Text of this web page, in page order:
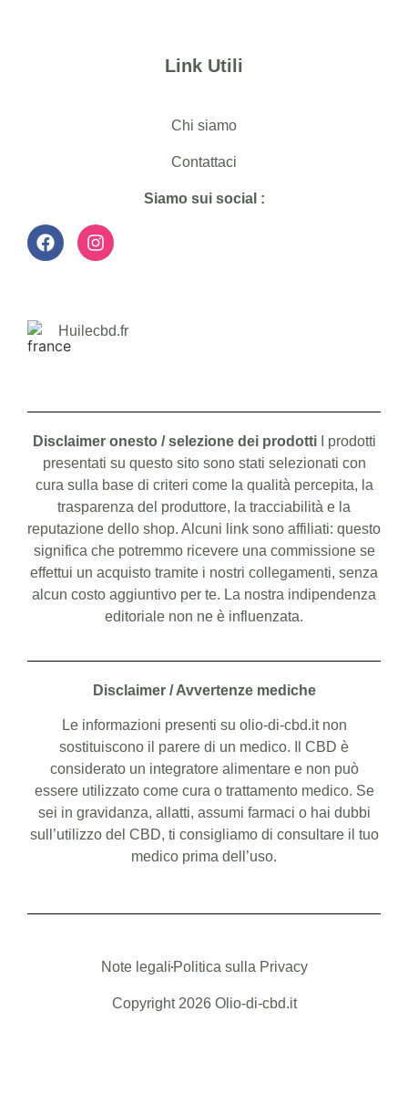
Link Utili
Chi siamo
Contattaci
Siamo sui social :
Huilecbd.fr
Disclaimer onesto / selezione dei prodottiI prodotti
presentati su questo sito sono stati selezionati con
cura sulla base di criteri come la qualità percepita, la
trasparenza del produttore, la tracciabilità e la
reputazione dello shop. Alcuni link sono affiliati: questo
significa che potremmo ricevere una commissione se
effettui un acquisto tramite i nostri collegamenti, senza
alcun costo aggiuntivo per te. La nostra indipendenza
editoriale non ne è influenzata.
Disclaimer / Avvertenze mediche
Le informazioni presenti su olio-di-cbd.it non
sostituiscono il parere di un medico. Il CBD è
considerato un integratore alimentare e non può
essere utilizzato come cura o trattamento medico. Se
sei in gravidanza, allatti, assumi farmaci o hai dubbi
sull’utilizzo del CBD, ti consigliamo di consultare il tuo
medico prima dell’uso.
Copyright 2026 Olio-di-cbd.it
Note legaliPolitica sulla Privacy